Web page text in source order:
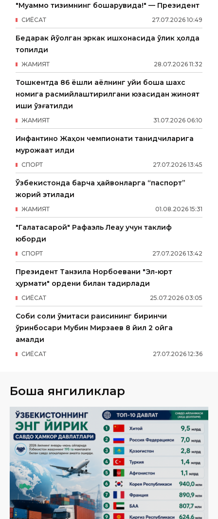
"Муаммо тизимнинг бошқарувида!" — Президент
27.07.2026 10:49
СИËСАТ
Бедарак йўқолган эркак ишхонасида ўлик ҳолда
топилди
28.07.2026 11:32
ЖАМИЯТ
Тошкентда 86 ёшли аёлнинг уйи бошқа шахс
номига расмийлаштирилгани юзасидан жиноят
иши қўзғатилди
31.07.2026 06:10
ЖАМИЯТ
Инфантино Жаҳон чемпионати танқидчиларига
мурожаат қилди
27.07.2026 13:45
СПОРТ
Ўзбекистонда барча ҳайвонларга “паспорт”
жорий этилади
01.08.2026 15:31
ЖАМИЯТ
"Галатасарой" Рафаэль Леау учун таклиф
юборди
27.07.2026 13:42
СПОРТ
Президент Танзила Норбоевани "Эл-юрт
ҳурмати" ордени билан тақдирлади
25.07.2026 03:05
СИËСАТ
Собиқ солиқ қўмитаси раисининг биринчи
ўринбосари Мубин Мирзаев 8 йил 2 ойга
қамалди
27.07.2026 12:36
СИËСАТ
Бошқа янгиликлар